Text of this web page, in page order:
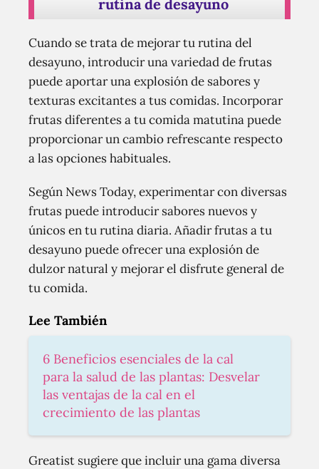
rutina de desayuno
Cuando se trata de mejorar tu rutina del
desayuno, introducir una variedad de frutas
puede aportar una explosión de sabores y
texturas excitantes a tus comidas. Incorporar
frutas diferentes a tu comida matutina puede
proporcionar un cambio refrescante respecto
a las opciones habituales.
Según News Today, experimentar con diversas
frutas puede introducir sabores nuevos y
únicos en tu rutina diaria. Añadir frutas a tu
desayuno puede ofrecer una explosión de
dulzor natural y mejorar el disfrute general de
tu comida.
Lee También
6 Beneficios esenciales de la cal
para la salud de las plantas: Desvelar
las ventajas de la cal en el
crecimiento de las plantas
Greatist sugiere que incluir una gama diversa